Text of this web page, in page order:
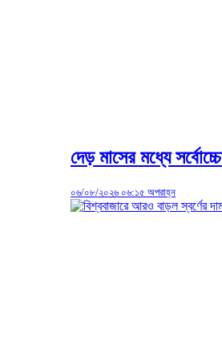
দেড় মাসের মধ্যে
০৬/০৮/২০২৬ ০৬:১৫ অপরাহ্ন